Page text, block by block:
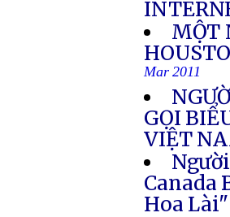
MỘT
Mar 2011
GỌI
VIỆT
Canada
Hoa